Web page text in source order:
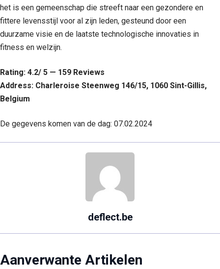
het is een gemeenschap die streeft naar een gezondere en
fittere levensstijl voor al zijn leden, gesteund door een
duurzame visie en de laatste technologische innovaties in
fitness en welzijn.
Rating: 4.2/ 5 — 159 Reviews
Address: Charleroise Steenweg 146/15, 1060 Sint-Gillis,
Belgium
De gegevens komen van de dag: 07.02.2024
deflect.be
Aanverwante Artikelen